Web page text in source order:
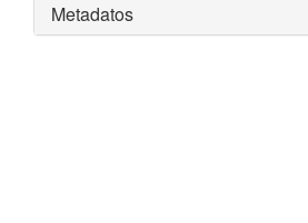
Metadatos